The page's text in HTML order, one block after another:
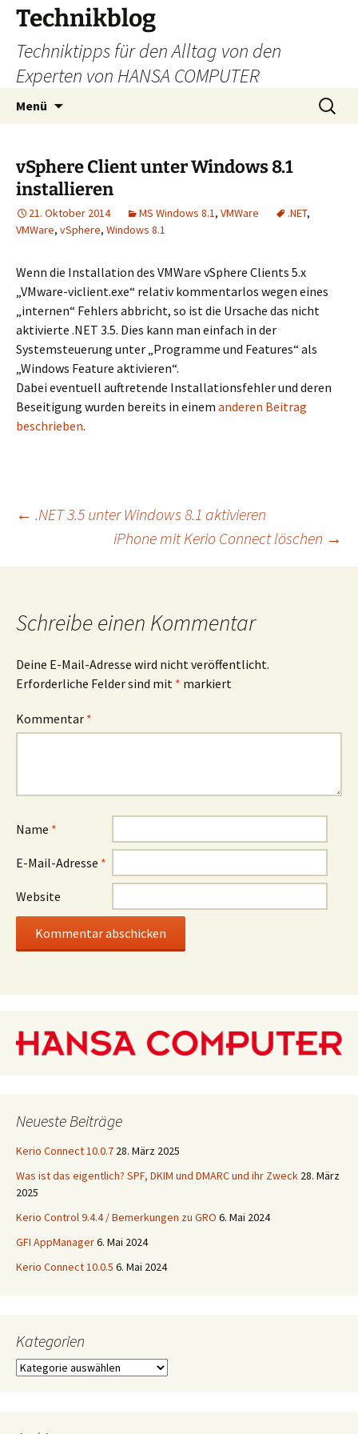
Zum
Inhalt
springen
Technikblog
Techniktipps für den Alltag von den
Experten von HANSA COMPUTER
Menü
Suchen
nach:
vSphere Client unter Windows 8.1
installieren
21. Oktober 2014 MS Windows 8.1, VMWare .NET,
VMWare, vSphere, Windows 8.1
Wenn die Installation des VMWare vSphere Clients 5.x
„VMware-viclient.exe“ relativ kommentarlos wegen eines
„internen“ Fehlers abbricht, so ist die Ursache das nicht
aktivierte .NET 3.5. Dies kann man einfach in der
Systemsteuerung unter „Programme und Features“ als
„Windows Feature aktivieren“.
Dabei eventuell auftretende Installationsfehler und deren
Beseitigung wurden bereits in einem anderen Beitrag
beschrieben.
Beitragsnavigation
← .NET 3.5 unter Windows 8.1 aktivieren
iPhone mit Kerio Connect löschen →
Schreibe einen Kommentar
Deine E-Mail-Adresse wird nicht veröffentlicht.
Erforderliche Felder sind mit * markiert
Kommentar *
Name *
E-Mail-Adresse *
Website
Neueste Beiträge
Kerio Connect 10.0.7 28. März 2025
Was ist das eigentlich? SPF, DKIM und DMARC und ihr Zweck 28. März
2025
Kerio Control 9.4.4 / Bemerkungen zu GRO 6. Mai 2024
GFI AppManager6. Mai 2024
Kerio Connect 10.0.5 6. Mai 2024
Kategorien
Kategorien